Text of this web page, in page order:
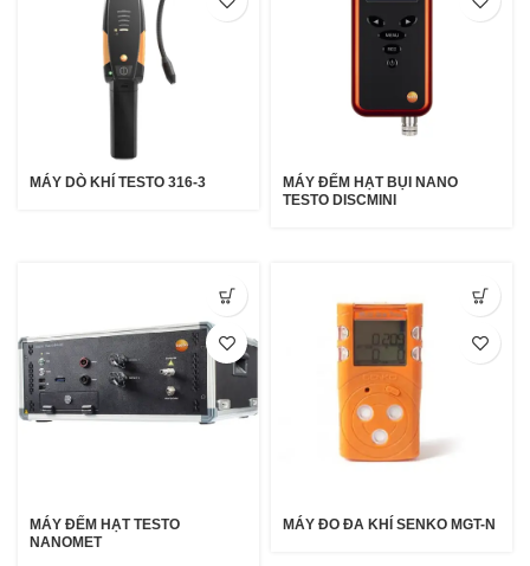
MÁY DÒ KHÍ TESTO 316-3
MÁY ĐẾM HẠT BỤI NANO
TESTO DISCMINI
MÁY ĐẾM HẠT TESTO
NANOMET
MÁY ĐO ĐA KHÍ SENKO MGT-N